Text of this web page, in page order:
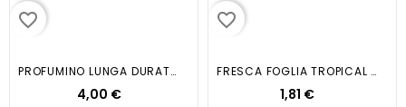
favorite_border
PROFUMINO LUNGA DURATA...
4,00 €
favorite_border
FRESCA FOGLIA TROPICAL (SINGOLA)
1,81 €